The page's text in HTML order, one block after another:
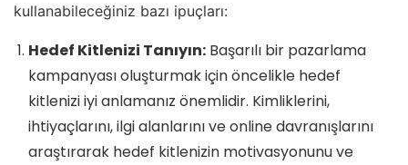
kullanabileceğiniz bazı ipuçları:
Hedef Kitlenizi Tanıyın: Başarılı bir pazarlama
kampanyası oluşturmak için öncelikle hedef
kitlenizi iyi anlamanız önemlidir. Kimliklerini,
ihtiyaçlarını, ilgi alanlarını ve online davranışlarını
araştırarak hedef kitlenizin motivasyonunu ve